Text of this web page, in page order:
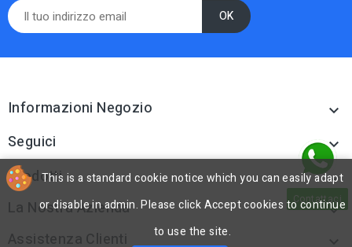
Informazioni Negozio 
Seguici 
Prodotti 
La Nostra Azienda 
Assistenza Clienti 
This is a standard cookie notice which you can easily adapt
or disable in admin. Please click Accept cookies to continue
to use the site.
Contattaci